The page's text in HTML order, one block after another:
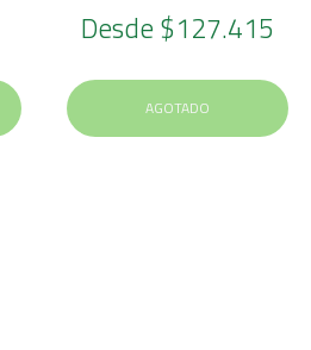
Desde$127.415
AGOTADO